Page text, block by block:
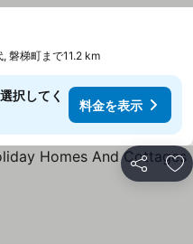
, 磐梯町まで11.2 km
択してく
料金を表示
シェア お